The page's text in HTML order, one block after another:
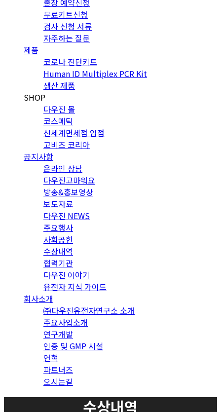
출장 예약신청
무료키트신청
검사 신청 서류
자주하는 질문
제품
코로나 진단키트
Human ID Multiplex PCR Kit
생산 제품
SHOP
다우진 몰
코스메틱
신세계면세점 입점
고비즈 코리아
공지사항
온라인 상담
다우진고마워요
방송&홍보영상
보도자료
다우진 NEWS
주요행사
사회공헌
수상내역
협력기관
다우진 이야기
유전자 지식 가이드
회사소개
㈜다우진유전자연구소 소개
주요사업소개
연구개발
인증 및 GMP 시설
연혁
파트너즈
오시는길
수상내역